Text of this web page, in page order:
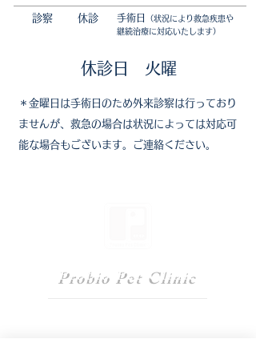
診察 休診 手術日
（状況により救急疾患や
継続治療に対応いたします）
​休診日 火曜
＊金曜日は手術日のため外来診察は行っており
ませんが、​救急の場合は状況によっては対応可
能な場合もございます。ご連絡ください。
Probio Pet Clinic